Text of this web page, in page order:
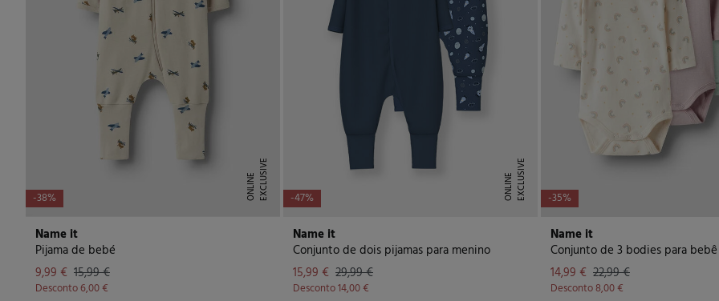
-38% E
X
C
L
U
S I
V
E
O
N
L
I
N
E
Name it
Pijama de bebé
9,99 € 15,99 €
Desconto6,00 €
-47% E
X
C
L
U
S I
V
E
O
N
L
I
N
E
Name it
Conjunto de dois pijamas para menino
15,99 € 29,99 €
Desconto14,00 €
-35%
Name it
Conjunto de 3 bodies para bebê
14,99 € 22,99 €
Desconto8,00 €